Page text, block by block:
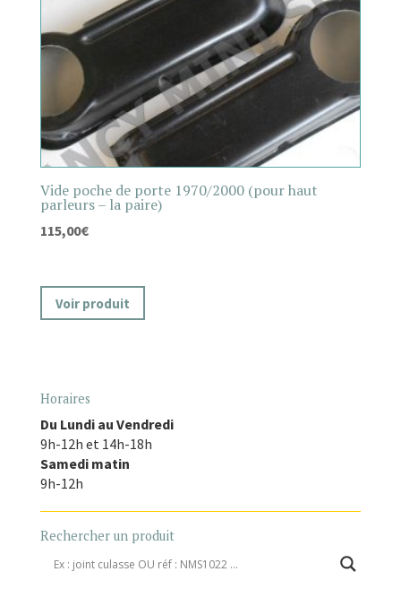
Vide poche de porte 1970/2000 (pour haut
parleurs – la paire)
115,00€
Voir produit
Horaires
Du Lundi au Vendredi
9h-12h et 14h-18h
Samedi matin
9h-12h
Rechercher un produit